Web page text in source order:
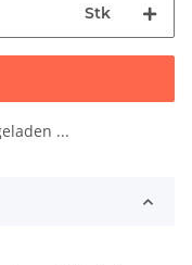
Stk
...